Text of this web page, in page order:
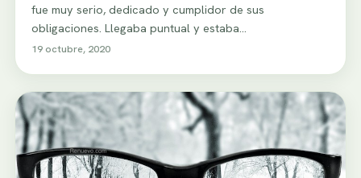
fue muy serio, dedicado y cumplidor de sus
obligaciones. Llegaba puntual y estaba…
19 octubre, 2020